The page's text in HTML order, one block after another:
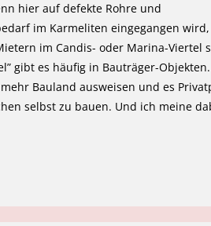
hier auf defekte Rohre und
im Karmeliten eingegangen
im Candis- oder Marina-Viertel
gibt es häufig in Bauträger-
Bauland ausweisen und es
selbst zu bauen. Und ich meine